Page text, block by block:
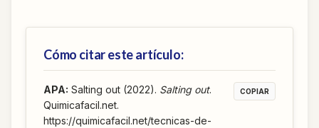
Cómo citar este artículo:
APA: Salting out (2022). Salting out.
Quimicafacil.net.
https://quimicafacil.net/tecnicas-de-
COPIAR